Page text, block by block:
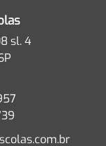
sl. 4